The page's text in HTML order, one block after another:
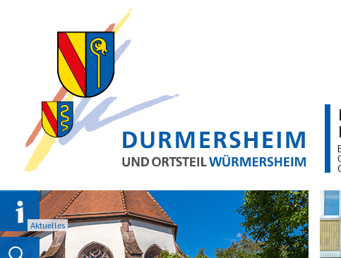
Aktuelles